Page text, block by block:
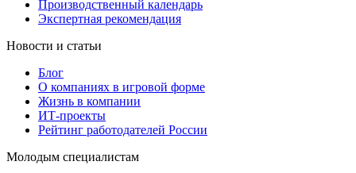
Производственный календарь
Экспертная рекомендация
Новости и статьи
Блог
О компаниях в игровой форме
Жизнь в компании
ИТ-проекты
Рейтинг работодателей России
Молодым специалистам